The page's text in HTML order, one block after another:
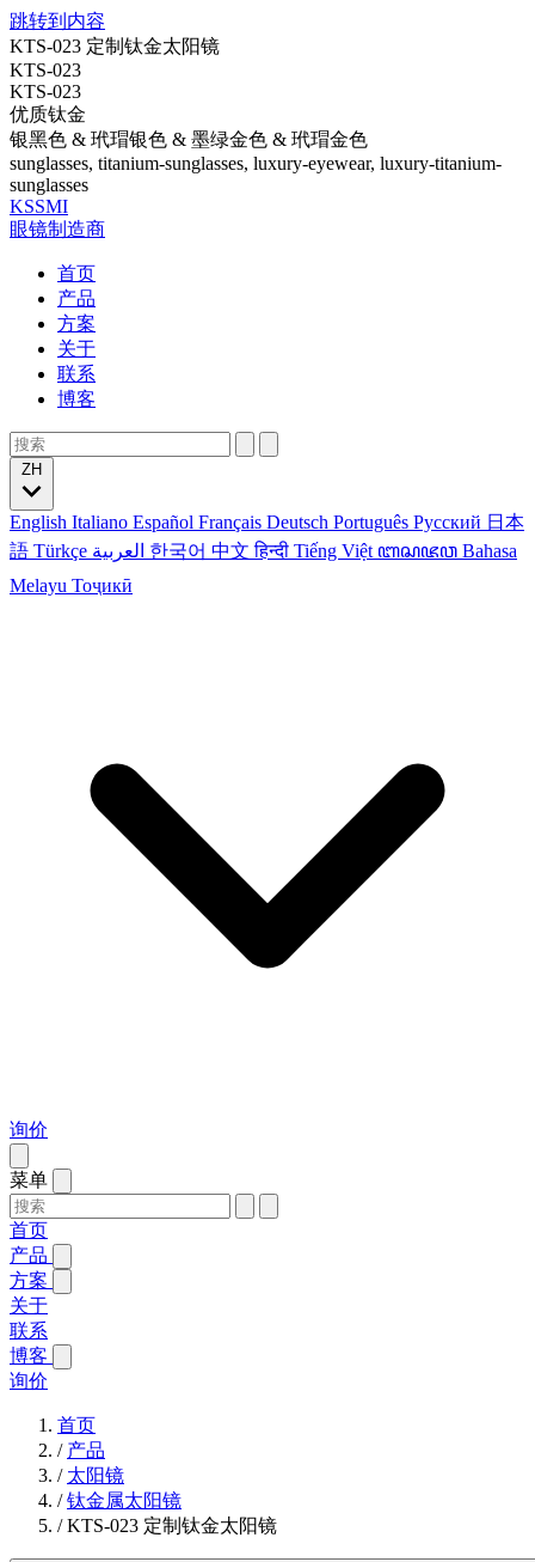
跳转到内容
KTS-023 定制钛金太阳镜
KTS-023
KTS-023
优质钛金
银黑色 & 玳瑁银色 & 墨绿金色 & 玳瑁金色
sunglasses, titanium-sunglasses, luxury-eyewear, luxury-titanium-
sunglasses
KSSMI
眼镜制造商
首页
产品
方案
关于
联系
博客
English Italiano Español Français Deutsch Português Русский 日本
語 Türkçe 한국어 中文हिन्दी Tiếng Việt ꦧꦱꦗꦮ Bahasa
Melayu Тоҷикӣ
询价
菜单
首页
产品
方案
关于
联系
博客
询价
首页
/ 产品
/ 太阳镜
/钛金属太阳镜
/KTS-023 定制钛金太阳镜